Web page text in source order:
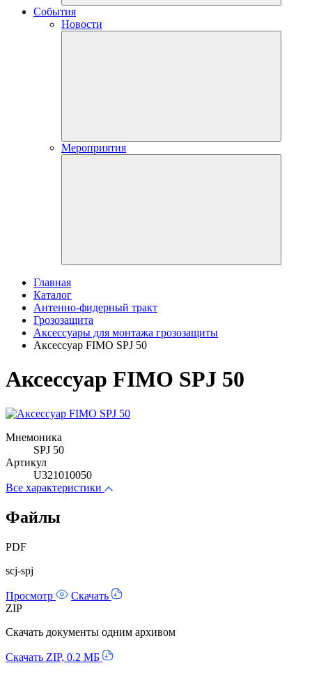
События
Новости
Мероприятия
Главная
Каталог
Антенно-фидерный тракт
Грозозащита
Аксессуары для монтажа грозозащиты
Аксессуар FIMO SPJ 50
Аксессуар FIMO SPJ 50
Мнемоника
SPJ 50
Артикул
U321010050
Все характеристики
Файлы
PDF
scj-spj
Просмотр
Скачать
ZIP
Скачать документы одним архивом
Скачать ZIP, 0.2 МБ